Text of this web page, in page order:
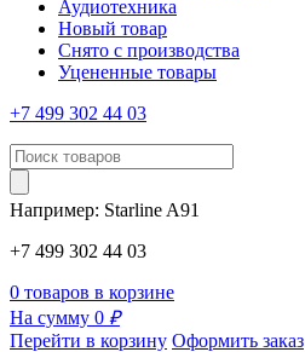
Аудиотехника
Новый товар
Снято с производства
Уцененные товары
+7 499 302 44 03
Например: Starline A91
+7 499 302 44 03
0 товаров в корзине
На сумму 0 ₽
Перейти в корзину Оформить заказ